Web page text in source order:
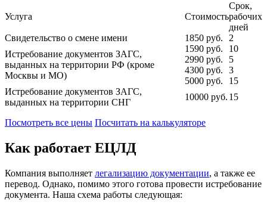
Услуга Стоимость
Срок,
рабочих
дней
Свидетельство о смене имени
1850 руб.
2
Истребование документов ЗАГС,
выданных на территории РФ (кроме
Москвы и МО)
1590 руб.
10
2990 руб.
5
4300 руб.
3
5000 руб.
15
Истребование документов ЗАГС,
выданных на территории СНГ
10000 руб. 15
Посмотреть все цены Посчитать на калькуляторе
Как работает ЕЦЛД
Компания выполняет легализацию документации, а также ее
перевод. Однако, помимо этого готова провести истребование
документа. Наша схема работы следующая: